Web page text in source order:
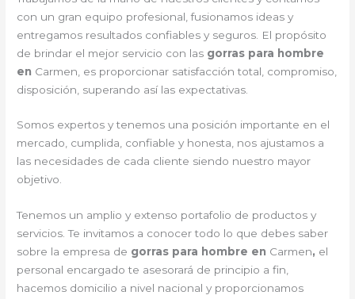
con un gran equipo profesional, fusionamos ideas y
entregamos resultados confiables y seguros. El propósito
de brindar el mejor servicio con las gorras para hombre
en Carmen, es proporcionar satisfacción total, compromiso,
disposición, superando así las expectativas.
Somos expertos y tenemos una posición importante en el
mercado, cumplida, confiable y honesta, nos ajustamos a
las necesidades de cada cliente siendo nuestro mayor
objetivo.
Tenemos un amplio y extenso portafolio de productos y
servicios. Te invitamos a conocer todo lo que debes saber
sobre la empresa de gorras para hombre en Carmen, el
personal encargado te asesorará de principio a fin,
hacemos domicilio a nivel nacional y proporcionamos